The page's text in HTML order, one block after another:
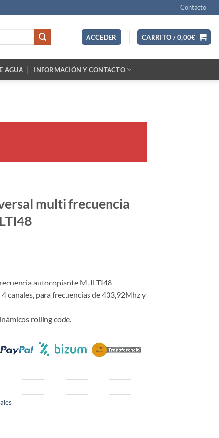
Contacto
ACCEDER CARRITO / 0,00€
AGUA INFORMACIÓN Y CONTACTO
multi frecuencia
autocopiante MULTI48.
canales, para frecuencias de 433,92Mhz y
rolling code.